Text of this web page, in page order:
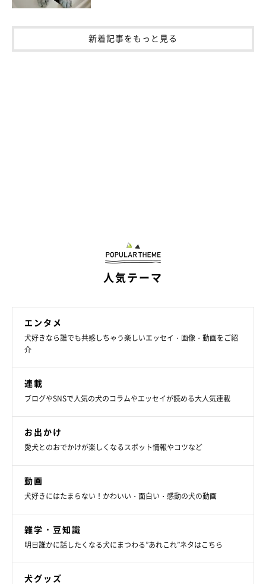
大好きなお気に入りのおもちゃだと、こんちゃんはおやつと同じぐらい喜ん
おやつやおもちゃなどがあるときは、嬉しくて毎回必死にオテを
してくれるという、こんちゃん。
ちなみに、こんちゃんはオテを右前足でするのか左前足でするの
か区別はついていない様子だそうで、「嬉しすぎるととりあえず
飼い主さんは、そんなこんちゃんのことが可愛くて仕方ないと話
新着記事をもっと見る
人気テーマ
エンタメ
犬好きなら誰でも共感しちゃう楽しいエッセイ・画像・動画をご紹
介
連載
ブログやSNSで人気の犬のコラムやエッセイが読める大人気連載
お出かけ
愛犬とのおでかけが楽しくなるスポット情報やコツなど
動画
犬好きにはたまらない！かわいい・面白い・感動の犬の動画
雑学・豆知識
明日誰かに話したくなる犬にまつわる”あれこれ”ネタはこちら
犬グッズ